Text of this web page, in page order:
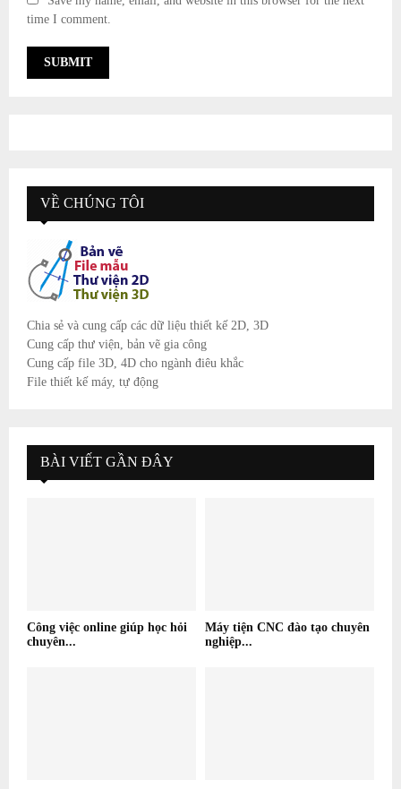
time I comment.
VỀ CHÚNG TÔI
Chia sẻ và cung cấp các dữ liệu thiết kế 2D, 3D
Cung cấp thư viện, bản vẽ gia công
Cung cấp file 3D, 4D cho ngành điêu khắc
File thiết kế máy, tự động
BÀI VIẾT GẦN ĐÂY
Công việc online giúp học hỏi
chuyên...
Máy tiện CNC đào tạo chuyên
nghiệp...